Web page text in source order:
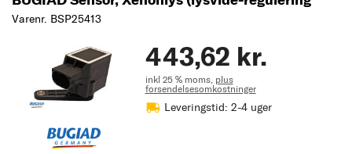
Varenr. BSP25413
443,62 kr.
inkl 25 % moms, plus
forsendelsesomkostninger
Leveringstid: 2-4 uger